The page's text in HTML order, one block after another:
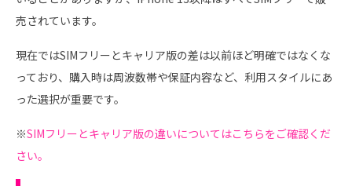
売されています。
現在ではSIMフリーとキャリア版の差は以前ほど明確ではなくな
っており、購入時は周波数帯や保証内容など、利用スタイルにあ
った選択が重要です。
※SIMフリーとキャリア版の違いについてはこちらをご確認くだ
さい。